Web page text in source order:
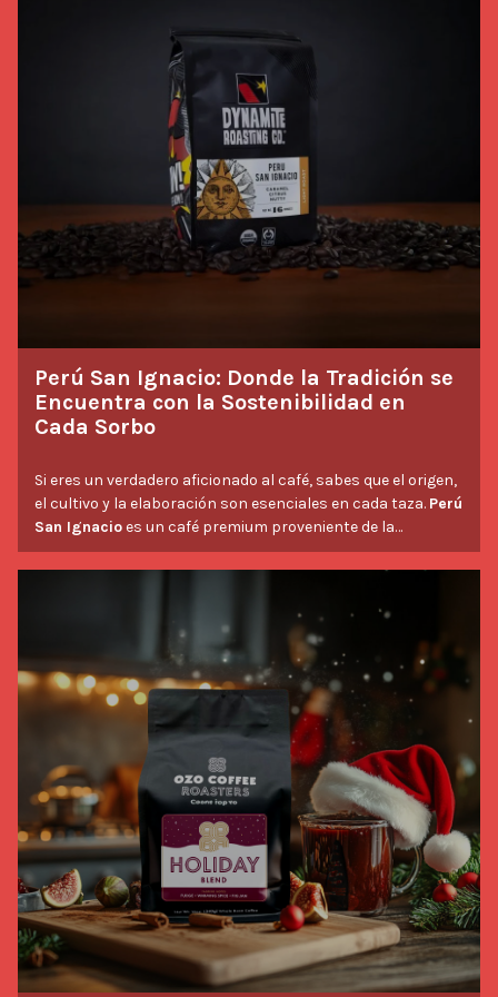
una celebración diaria.
Perú San Ignacio: Donde la Tradición se
Encuentra con la Sostenibilidad en
Cada Sorbo
Si eres un verdadero aficionado al café, sabes que el origen,
el cultivo y la elaboración son esenciales en cada taza. Perú
San Ignacio
exuberante y elevada región deSan Ignacio, Cajamarca,
Perú. Este café de origen único no solo es una deliciosa
agricultura sostenible, el comercio justo y el cultivo